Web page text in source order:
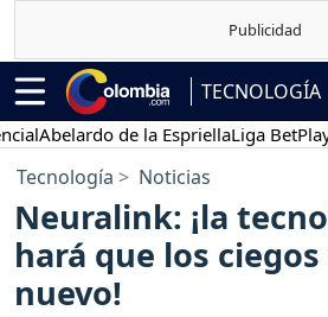
TECNOLOGÍA
Abelardo de la EspriellaLiga BetPlay
Tecnología Noticias
Neuralink: ¡la
hará que los
nuevo!